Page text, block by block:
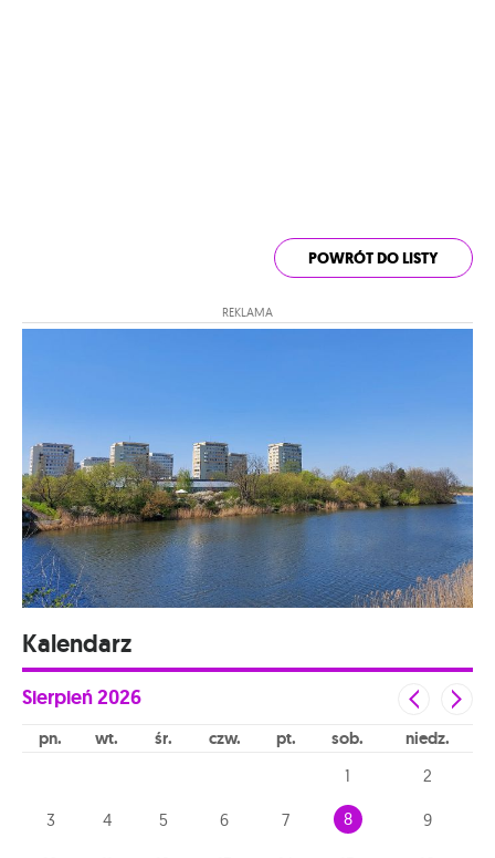
POWRÓT DO LISTY
REKLAMA
Kalendarz
Sierpień2026
pn wt śr czw pt sob niedz
1 2
3 4 5 6 7 8 9